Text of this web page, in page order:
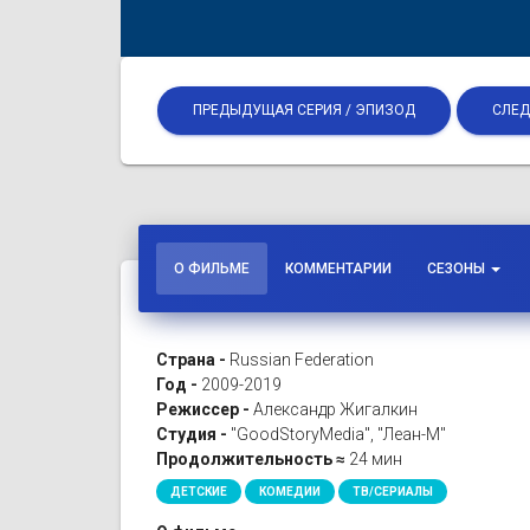
ПРЕДЫДУЩАЯ СЕРИЯ / ЭПИЗОД
О ФИЛЬМЕ КОММЕНТАРИИ СЕЗОНЫ
Страна - Russian Federation
Год - 2009-2019
Режиссер - Александр Жигалкин
Студия - "GoodStoryMedia", "Леан-М"
Продолжительность ≈ 24 мин
ДЕТСКИЕ КОМЕДИИ ТВ/СЕРИАЛЫ